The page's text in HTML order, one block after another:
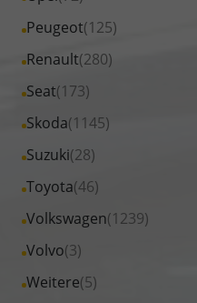
MINI
anzeigen
Nissan
anzeigen
Fahrzeuge
Opel
anzeigen
Peugeot(125)
Alle
Fahrzeuge
Peugeot
anzeigen
Renault(280)
Alle
Fahrzeuge
Renault
anzeigen
Seat(173)
Alle
Fahrzeuge
Seat
anzeigen
Skoda(1145)
Alle
Fahrzeuge
Skoda
anzeigen
Suzuki(28)
Alle
Fahrzeuge
Suzuki
anzeigen
Toyota(46)
Alle
Fahrzeuge
Toyota
anzeigen
Volkswagen(1239)
Alle
Fahrzeuge
Volkswagen
Volvo(3)
Alle
Fahrzeuge
Weitere(5)
Alle